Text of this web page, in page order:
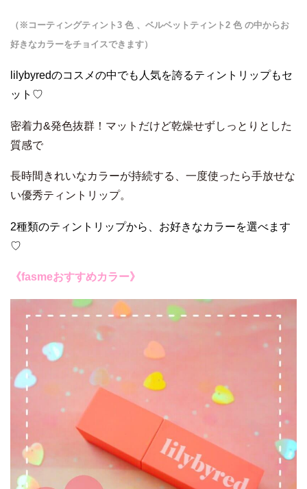
（※コーティングティント3 色 、ベルベットティント2 色 の中からお
好きなカラーをチョイスできます）
lilybyredのコスメの中でも人気を誇るティントリップもセ
ット♡
密着力&発色抜群！マットだけど乾燥せずしっとりとした
質感で
長時間きれいなカラーが持続する、一度使ったら手放せな
い優秀ティントリップ。
2種類のティントリップから、お好きなカラーを選べます
♡
《fasmeおすすめカラー》